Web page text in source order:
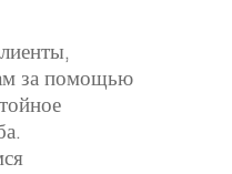
за помощью